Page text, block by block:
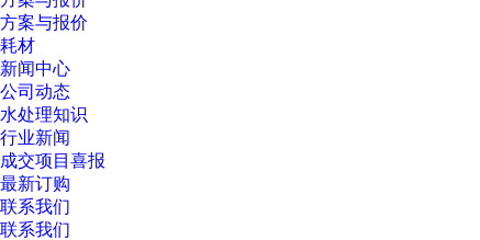
方案与报价
耗材
新闻中心
公司动态
水处理知识
行业新闻
成交项目喜报
最新订购
联系我们
联系我们